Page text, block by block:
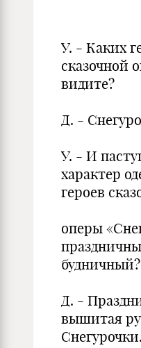
У. - Каких
сказочной
видите?
Д. -
У. - И
характер
героев
оперы
будничный?
Д. -
вышитая